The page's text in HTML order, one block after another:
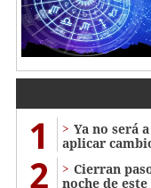
1
Ya no será
aplicar
2
Cierran
noche de